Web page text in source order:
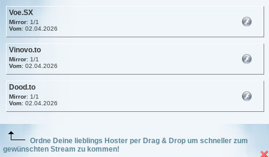
Voe.SX
Mirror: 1/1
Vom: 02.04.2026
Vinovo.to
Mirror: 1/1
Vom: 02.04.2026
Dood.to
Mirror: 1/1
Vom: 02.04.2026
Ordne Deine lieblings Hoster per Drag & Drop um schneller zum
gewünschten Stream zu kommen!